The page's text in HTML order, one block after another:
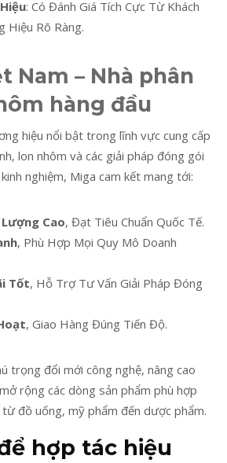
: Có Đánh Giá Tích Cực Từ Khách
Hiệu Rõ Ràng.
Nam – Nhà phân
hàng đầu
hiệu nổi bật trong lĩnh vực cung cấp
lon nhôm và các giải pháp đóng gói
nghiệm, Miga cam kết mang tới:
Cao, Đạt Tiêu Chuẩn Quốc Tế.
, Phù Hợp Mọi Quy Mô Doanh
Tốt, Hỗ Trợ Tư Vấn Giải Pháp Đóng
, Giao Hàng Đúng Tiến Độ.
trọng đổi mới công nghệ, nâng cao
rộng các dòng sản phẩm phù hợp
đồ uống, mỹ phẩm đến dược phẩm.
hợp tác hiệu